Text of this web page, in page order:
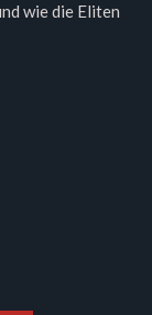
wie die Eliten